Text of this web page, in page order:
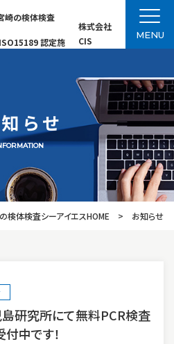
崎の検体検査
認定施
株式会社
CIS
MENU
らせ
検体検査シーアイエスHOME お知らせ
研究所にて無料PCR検査
中です！